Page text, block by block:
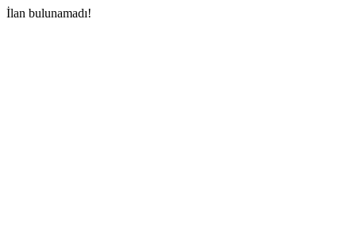
İlan bulunamadı!